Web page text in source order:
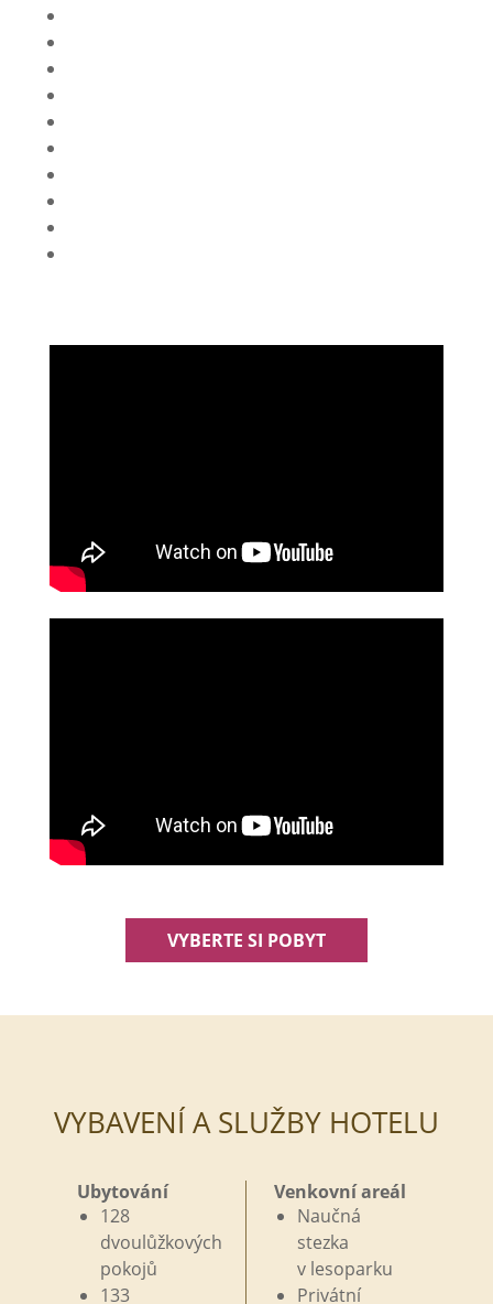
VYBERTE SI POBYT
VYBAVENÍ A SLUŽBY HOTELU
Ubytování
128
dvoulůžkových
pokojů
133
Venkovní areál
Naučná
stezka
v lesoparku
Privátní